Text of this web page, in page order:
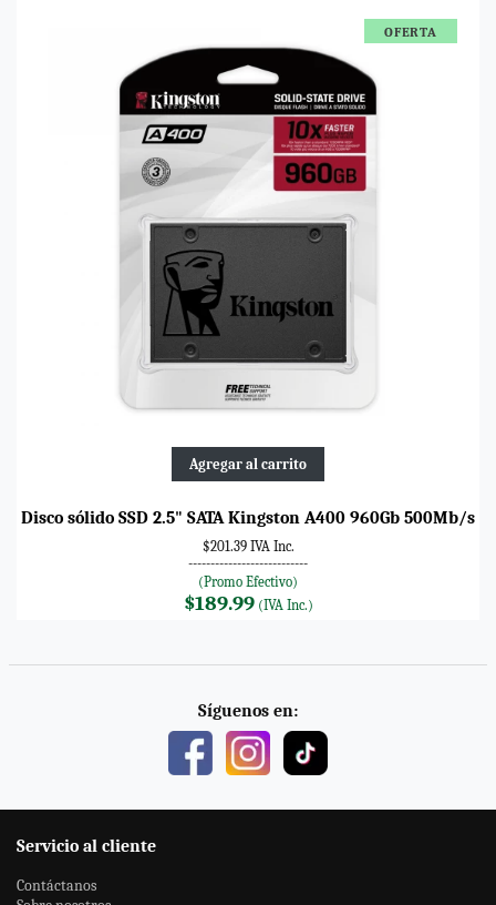
OFERTA
Agregar al carrito
Disco sólido SSD 2.5" SATA Kingston A400 960Gb 500Mb/s
$201.39 IVA Inc.
---------------------------
(Promo Efectivo)
$189.99(IVA Inc.)
Síguenos en:
Servicio al cliente
Contáctanos